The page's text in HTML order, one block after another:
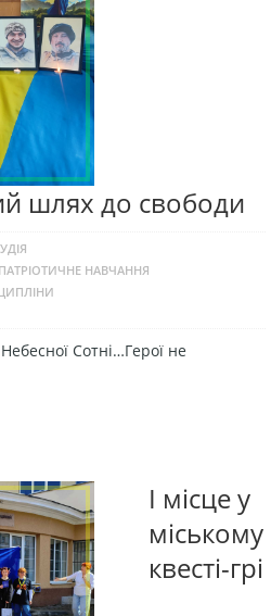
шлях до свободи
НАВЧАННЯ
Сотні…Герої не
І місце у
міському
квесті-грі